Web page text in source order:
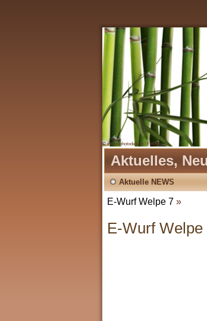
© imagophotodesign / Fotolia
Aktuelles,
Aktuelle NEWS
E-Wurf Welpe 7 »
E-Wurf Welpe